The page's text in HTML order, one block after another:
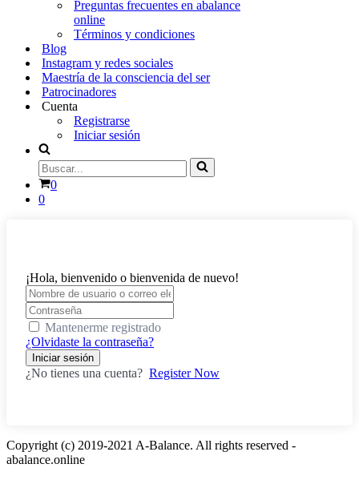
Preguntas frecuentes en abalance
online
Términos y condiciones
Blog
Instagram y redes sociales
Maestría de la consciencia del ser
Patrocinadores
Cuenta
Registrarse
Iniciar sesión
Buscar...
Carrito
0
0
¡Hola, bienvenido o bienvenida de nuevo!
Mantenerme registrado
¿Olvidaste la contraseña?
Iniciar sesión
¿No tienes una cuenta? Register Now
Copyright (c) 2019-2021 A-Balance. All rights reserved -
abalance.online